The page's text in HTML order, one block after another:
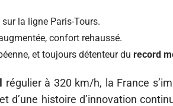
la ligne Paris-Tours.
confort rehaussé.
et toujours détenteur du record
régulier à 320 km/h, la France
d’une histoire d’innovation